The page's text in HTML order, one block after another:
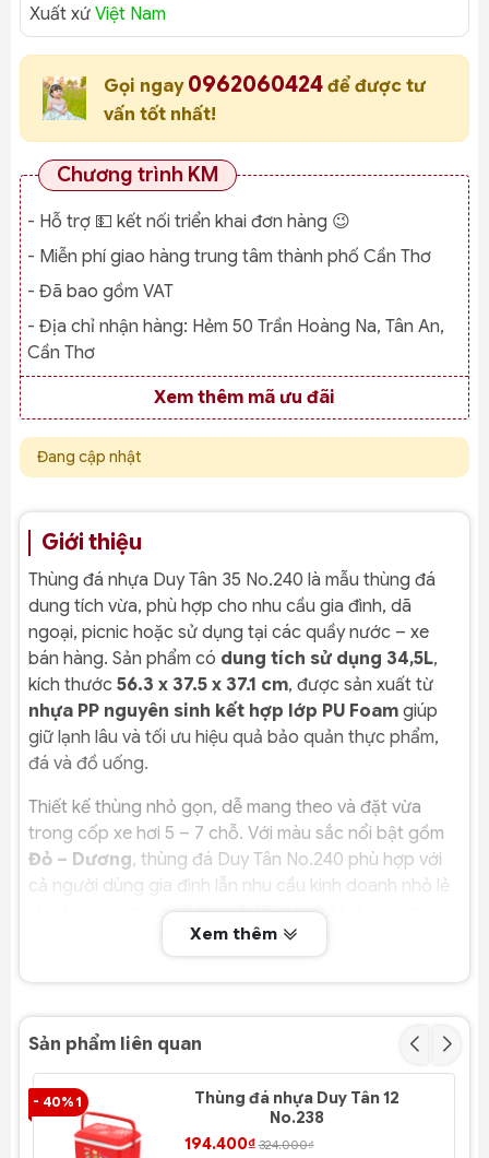
Xuất xứ Việt Nam
Gọi ngay 0962060424 để được tư
vấn tốt nhất!
Chương trình KM
- Hỗ trợ 💵 kết nối triển khai đơn hàng 😉
- Miễn phí giao hàng trung tâm thành phố Cần Thơ
- Đã bao gồm VAT
- Địa chỉ nhận hàng: Hẻm 50 Trần Hoàng Na, Tân An,
Cần Thơ
Xem thêm mã ưu đãi
Đang cập nhật
Giới thiệu
Thùng đá nhựa Duy Tân 35 No.240 là mẫu thùng đá
dung tích vừa, phù hợp cho nhu cầu gia đình, dã
ngoại, picnic hoặc sử dụng tại các quầy nước – xe
bán hàng. Sản phẩm có dung tích sử dụng 34,5L,
kích thước 56.3 x 37.5 x 37.1 cm, được sản xuất từ
nhựa PP nguyên sinh kết hợp lớp PU Foam giúp
giữ lạnh lâu và tối ưu hiệu quả bảo quản thực phẩm,
đá và đồ uống.
Thiết kế thùng nhỏ gọn, dễ mang theo và đặt vừa
trong cốp xe hơi 5 – 7 chỗ. Với màu sắc nổi bật gồm
Đỏ – Dương, thùng đá Duy Tân No.240 phù hợp với
cả người dùng gia đình lẫn nhu cầu kinh doanh nhỏ lẻ
như bán nước giải khát, sinh tố, cà phê take-away.
Nếu bạn đang tìm một thùng đácỡ vừa – giữ lạnh
tốt – bền và giá hợp lý, thì đây là model đáng lựa
Đặc điểm nổi bật
Dung tích lý tưởng 34,5L – gọn nhưng đựng
được nhiều
Xem thêm
Sản phẩm liên quan
- 40% 1
Thùng đá nhựa Duy Tân 12
No.238
194.400₫ 324.000₫